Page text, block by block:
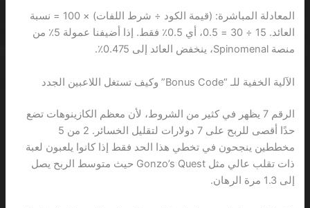
المعادلة المباشرة: (قيمة الكود ÷ شرط اللفات) × 100 = نسبة
العائد. 15 ÷ 30 = 0.5، أي 0.5٪ فقط. إذا أضيفنا عمولة 5٪ من
منصة Spinomenal، ينخفض العائد إلى 0.475٪.
الآلية الخفية للـ “Bonus Code” وكيف تستغل اللاعبين الجدد
الرقم 7 يظهر في كثير من الشروط، لأن معظم الكازينوهات تضع
حدًا أقصى للربح على 7 دولارات لتقليل الخسائر. 2 من 5
مخططين ينجحون في تخطي هذا الحد فقط إذا كانوا يلعبون لعبة
ذات تقلب عالي مثل Gonzo’s Quest حيث متوسط الربح يصل
إلى 1.3 مرة الرهان.